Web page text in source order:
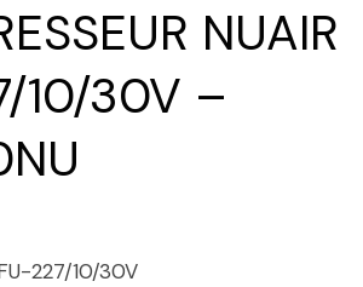
NUAIR
10/30V –
227/10/30V